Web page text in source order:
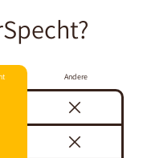
Andere